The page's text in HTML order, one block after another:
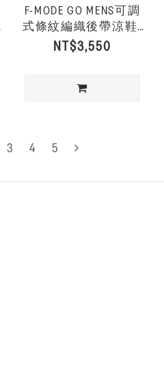
F-MODE GO MENS可調
式條紋編織後帶涼鞋-
炭灰混色
NT$3,550
3 4 5